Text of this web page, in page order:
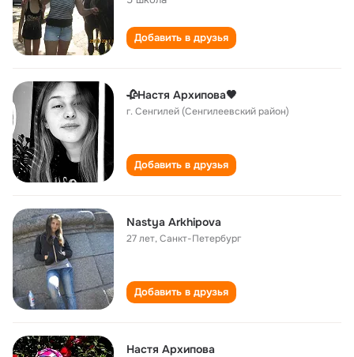
Добавить в друзья
🥀Настя Архипова🖤
г. Сенгилей (Сенгилеевский район)
Добавить в друзья
Nastya Arkhipova
27 лет,Санкт-Петербург
Добавить в друзья
Настя Архипова